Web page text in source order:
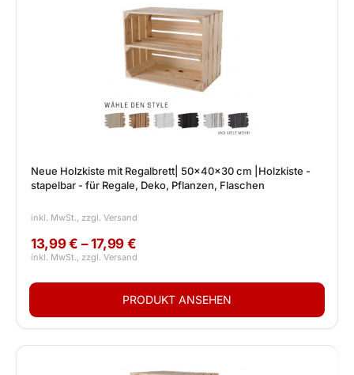
Neue Holzkiste mit Regalbrett| 50x40x30 cm |Holzkiste -
stapelbar - für Regale, Deko, Pflanzen, Flaschen
13,99 € – 17,99 €